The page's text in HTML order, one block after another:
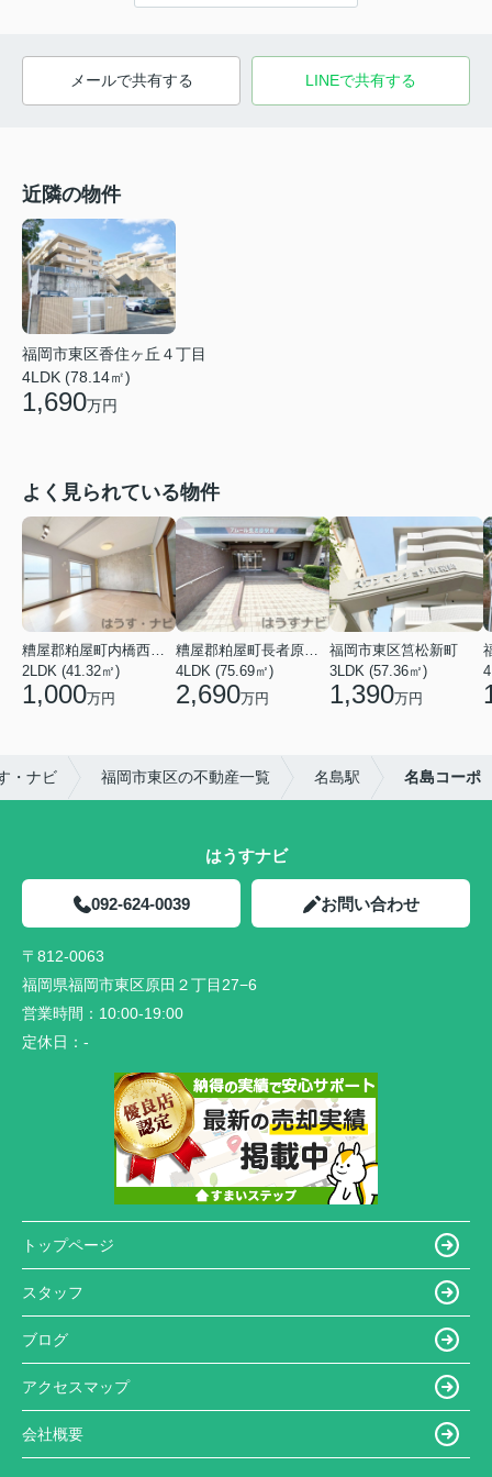
メールで共有する LINEで共有する
近隣の物件
福岡市東区香住ヶ丘４丁目
4LDK (78.14㎡)
1,690万円
よく見られている物件
糟屋郡粕屋町内橋西多の津団地
2LDK (41.32㎡)
1,000万円
糟屋郡粕屋町長者原東２丁目
4LDK (75.69㎡)
2,690万円
福岡市東区筥松新町
3LDK (57.36㎡)
1,390万円
・ナビ 福岡市東区の不動産一覧 名島駅 名島コーポ
はうすナビ
092-624-0039 お問い合わせ
〒812-0063
福岡県福岡市東区原田２丁目27−6
営業時間： 10:00-19:00
定休日： -
トップページ
スタッフ
ブログ
アクセスマップ
会社概要